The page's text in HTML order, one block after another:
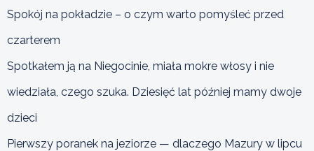
Spokój na pokładzie – o czym warto pomyśleć przed
czarterem
Spotkałem ją na Niegocinie, miała mokre włosy i nie
wiedziała, czego szuka. Dziesięć lat później mamy dwoje
dzieci
Pierwszy poranek na jeziorze — dlaczego Mazury w lipcu